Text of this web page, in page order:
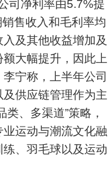
司净利率由5.7%提
售收入和毛利率均
及其他收益增加及
大幅提升，因此上
宁称，上半年公司
供应链管理作为主
、多渠道”策略，
运动与潮流文化融
、羽毛球以及运动